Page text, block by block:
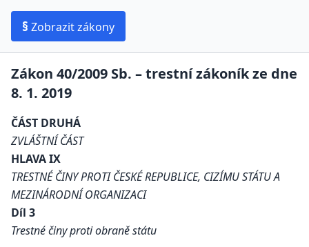
§ Zobrazit zákony
Zákon 40/2009 Sb. – trestní zákoník ze dne
8. 1. 2019
ČÁST DRUHÁ
ZVLÁŠTNÍ ČÁST
HLAVA IX
TRESTNÉ ČINY PROTI ČESKÉ REPUBLICE, CIZÍMU STÁTU A
MEZINÁRODNÍ ORGANIZACI
Díl 3
Trestné činy proti obraně státu